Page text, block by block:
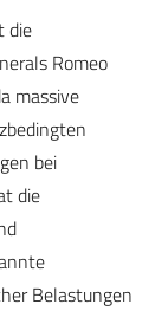
die
Romeo
massive
bei
die
Belastungen